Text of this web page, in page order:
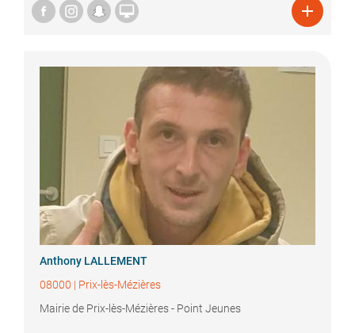
 
Anthony LALLEMENT
08000 | Prix-lès-Mézières
Mairie de Prix-lès-Mézières - Point Jeunes